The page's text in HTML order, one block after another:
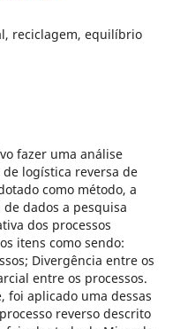
reciclagem, equilíbrio
fazer uma análise
logística reversa de
como método, a
dados a pesquisa
dos processos
itens como sendo:
Divergência entre os
entre os processos.
foi aplicado uma dessas
reverso descrito